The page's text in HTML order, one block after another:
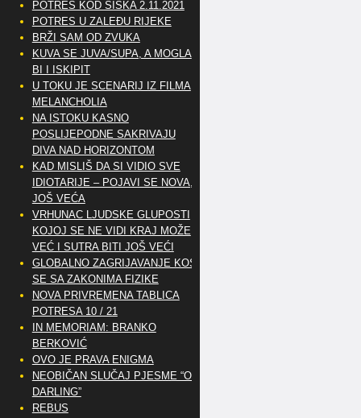
POTRES KOD SISKA 2.11.2021
POTRES U ZALEĐU RIJEKE
BRŽI SAM OD ZVUKA
KUVA SE JUVA/SUPA, A MOGLA
BI I ISKIPIT
U TOKU JE SCENARIJ IZ FILMA
MELANCHOLIA
NA ISTOKU KASNO
POSLIJEPODNE SAKRIVAJU
DIVA NAD HORIZONTOM
KAD MISLIŠ DA SI VIDIO SVE
IDIOTARIJE – POJAVI SE NOVA,..
JOŠ VEĆA
VRHUNAC LJUDSKE GLUPOSTI
KOJOJ SE NE VIDI KRAJ MOŽE
VEĆ I SUTRA BITI JOŠ VEĆI
GLOBALNO ZAGRIJAVANJE KOSI
SE SA ZAKONIMA FIZIKE
NOVA PRIVREMENA TABLICA
POTRESA 10 / 21
IN MEMORIAM: BRANKO
BERKOVIĆ
OVO JE PRAVA ENIGMA
NEOBIČAN SLUČAJ PJESME “OH
DARLING”
REBUS